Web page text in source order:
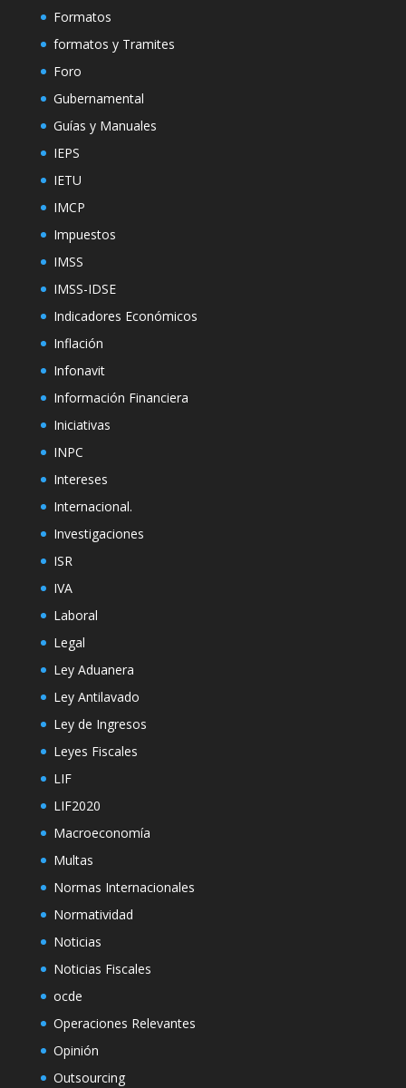
Formatos
formatos y Tramites
Foro
Gubernamental
Guías y Manuales
IEPS
IETU
IMCP
Impuestos
IMSS
IMSS-IDSE
Indicadores Económicos
Inflación
Infonavit
Información Financiera
Iniciativas
INPC
Intereses
Internacional.
Investigaciones
ISR
IVA
Laboral
Legal
Ley Aduanera
Ley Antilavado
Ley de Ingresos
Leyes Fiscales
LIF
LIF2020
Macroeconomía
Multas
Normas Internacionales
Normatividad
Noticias
Noticias Fiscales
ocde
Operaciones Relevantes
Opinión
Outsourcing